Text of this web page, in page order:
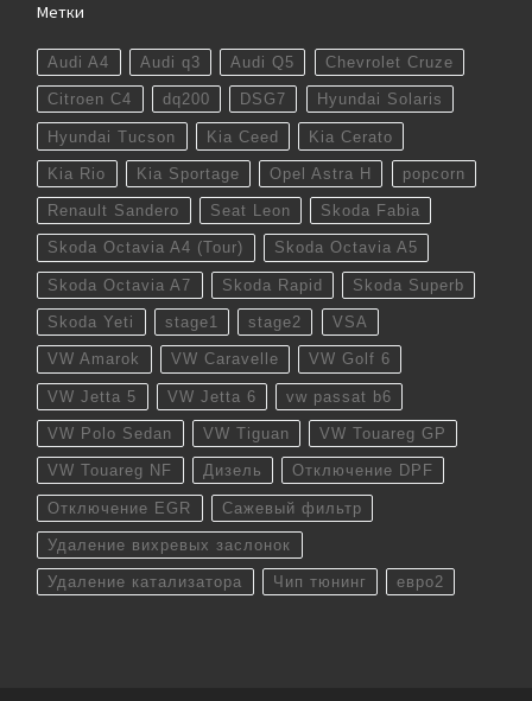
Метки
Audi A4 Audi q3 Audi Q5 Chevrolet Cruze
Citroen C4 dq200 DSG7 Hyundai Solaris
Hyundai Tucson Kia Ceed Kia Cerato
Kia Rio Kia Sportage Opel Astra H popcorn
Renault Sandero Seat Leon Skoda Fabia
Skoda Octavia A4 (Tour) Skoda Octavia A5
Skoda Octavia A7 Skoda Rapid Skoda Superb
Skoda Yeti stage1 stage2 VSA
VW Amarok VW Caravelle VW Golf 6
VW Jetta 5 VW Jetta 6 vw passat b6
VW Polo Sedan VW Tiguan VW Touareg GP
VW Touareg NF Дизель Отключение DPF
Отключение EGR Сажевый фильтр
Удаление вихревых заслонок
Удаление катализатора Чип тюнинг евро2